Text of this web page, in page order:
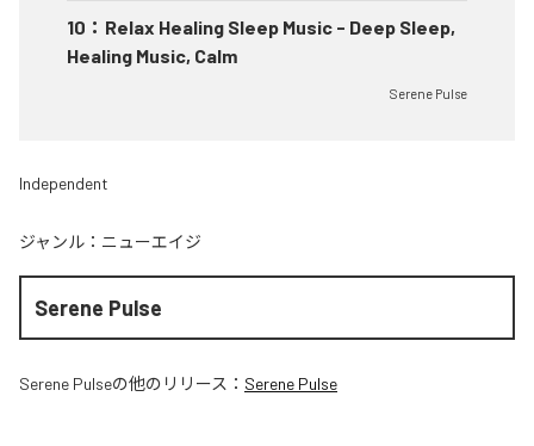
10 ： Relax Healing Sleep Music - Deep Sleep,
Healing Music, Calm
Serene Pulse
Independent
ジャンル： ニューエイジ
Serene Pulse
Serene Pulseの他のリリース： Serene Pulse